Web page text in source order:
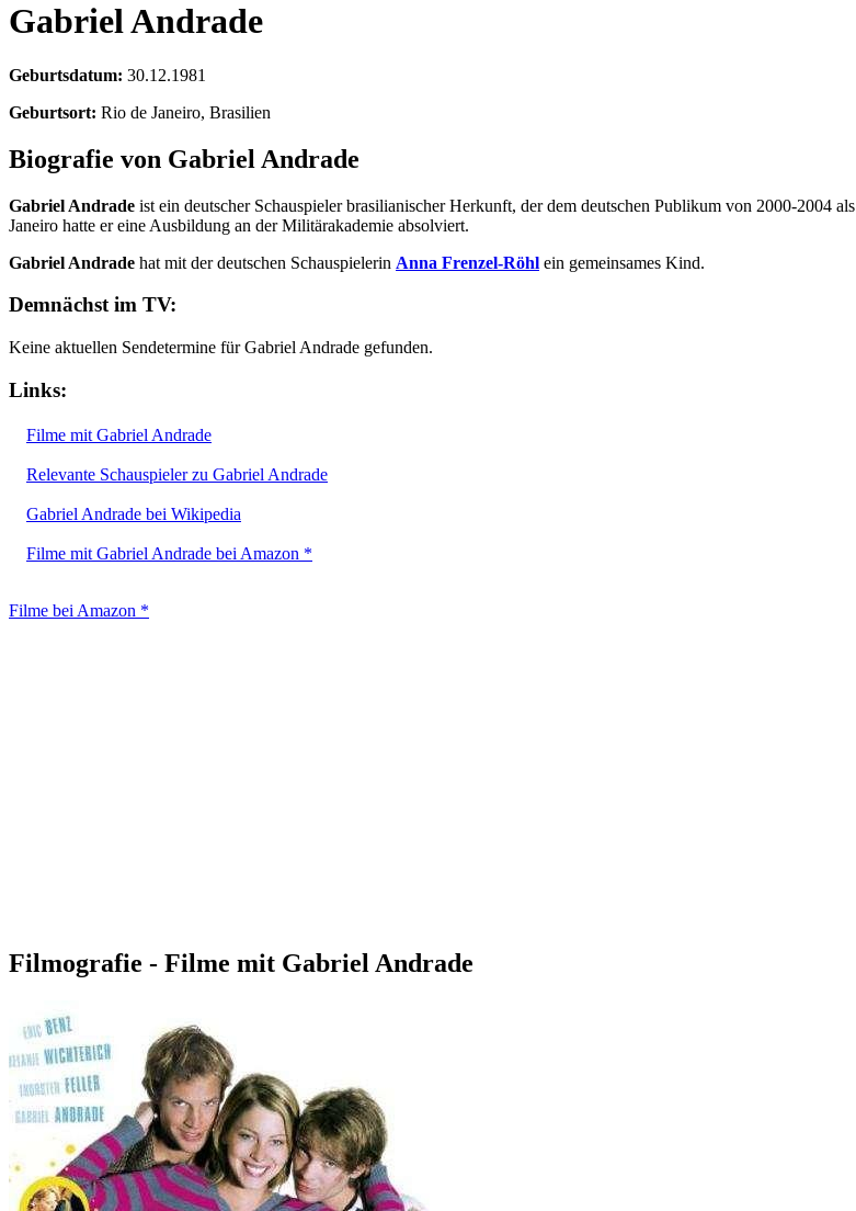
Gabriel Andrade
Geburtsdatum: 30.12.1981
Geburtsort: Rio de Janeiro, Brasilien
Biografie von Gabriel Andrade
Gabriel Andrade ist ein deutscher Schauspieler brasilianischer Herkunft, der dem deutschen Publikum von 2000-2004 als
Janeiro hatte er eine Ausbildung an der Militärakademie absolviert.
Gabriel Andrade hat mit der deutschen Schauspielerin Anna Frenzel-Röhl ein gemeinsames Kind.
Demnächst im TV:
Keine aktuellen Sendetermine für Gabriel Andrade gefunden.
Links:
Filme mit Gabriel Andrade
Relevante Schauspieler zu Gabriel Andrade
Gabriel Andrade bei Wikipedia
Filme mit Gabriel Andrade bei Amazon *
Filme bei Amazon *
Filmografie - Filme mit Gabriel Andrade